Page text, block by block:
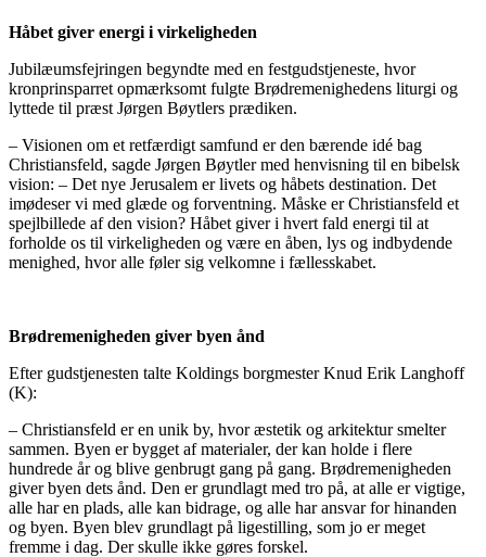
Håbet giver energi i virkeligheden
Jubilæumsfejringen begyndte med en festgudstjeneste, hvor
kronprinsparret opmærksomt fulgte Brødremenighedens liturgi og
lyttede til præst Jørgen Bøytlers prædiken.
– Visionen om et retfærdigt samfund er den bærende idé bag
Christiansfeld, sagde Jørgen Bøytler med henvisning til en bibelsk
vision: – Det nye Jerusalem er livets og håbets destination. Det
imødeser vi med glæde og forventning. Måske er Christiansfeld et
spejlbillede af den vision? Håbet giver i hvert fald energi til at
forholde os til virkeligheden og være en åben, lys og indbydende
menighed, hvor alle føler sig velkomne i fællesskabet.
Brødremenigheden giver byen ånd
Efter gudstjenesten talte Koldings borgmester Knud Erik Langhoff
(K):
– Christiansfeld er en unik by, hvor æstetik og arkitektur smelter
sammen. Byen er bygget af materialer, der kan holde i flere
hundrede år og blive genbrugt gang på gang. Brødremenigheden
giver byen dets ånd. Den er grundlagt med tro på, at alle er vigtige,
alle har en plads, alle kan bidrage, og alle har ansvar for hinanden
og byen. Byen blev grundlagt på ligestilling, som jo er meget
fremme i dag. Der skulle ikke gøres forskel.